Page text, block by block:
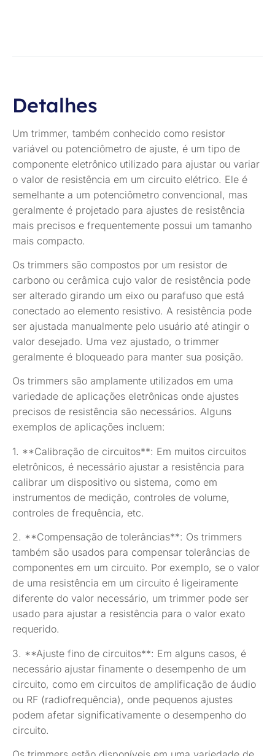
Detalhes
Um trimmer, também conhecido como resistor
variável ou potenciômetro de ajuste, é um tipo de
componente eletrônico utilizado para ajustar ou variar
o valor de resistência em um circuito elétrico. Ele é
semelhante a um potenciômetro convencional, mas
geralmente é projetado para ajustes de resistência
mais precisos e frequentemente possui um tamanho
mais compacto.
Os trimmers são compostos por um resistor de
carbono ou cerâmica cujo valor de resistência pode
ser alterado girando um eixo ou parafuso que está
conectado ao elemento resistivo. A resistência pode
ser ajustada manualmente pelo usuário até atingir o
valor desejado. Uma vez ajustado, o trimmer
geralmente é bloqueado para manter sua posição.
Os trimmers são amplamente utilizados em uma
variedade de aplicações eletrônicas onde ajustes
precisos de resistência são necessários. Alguns
exemplos de aplicações incluem:
1. **Calibração de circuitos**: Em muitos circuitos
eletrônicos, é necessário ajustar a resistência para
calibrar um dispositivo ou sistema, como em
instrumentos de medição, controles de volume,
controles de frequência, etc.
2. **Compensação de tolerâncias**: Os trimmers
também são usados para compensar tolerâncias de
componentes em um circuito. Por exemplo, se o valor
de uma resistência em um circuito é ligeiramente
diferente do valor necessário, um trimmer pode ser
usado para ajustar a resistência para o valor exato
requerido.
3. **Ajuste fino de circuitos**: Em alguns casos, é
necessário ajustar finamente o desempenho de um
circuito, como em circuitos de amplificação de áudio
ou RF (radiofrequência), onde pequenos ajustes
podem afetar significativamente o desempenho do
circuito.